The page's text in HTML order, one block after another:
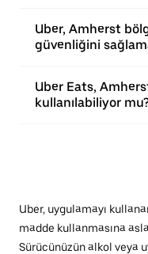
Uber, Amherst
güvenliğini
Uber Eats,
kullanılabiliyor
Uber, uygulamayı
madde kullanmasına
Sürücünüzün alkol veya